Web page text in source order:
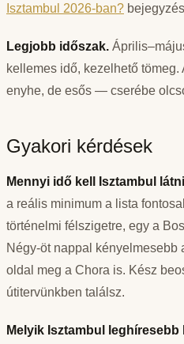
Isztambul 2026-ban?
Legjobb időszak.
kellemes idő, kezelhető tömeg.
enyhe, de esős — cserébe
Gyakori kérdések
Mennyi idő kell Isztambul
a reális minimum a lista
történelmi félszigetre, egy a
Négy-öt nappal kényelmesebb
oldal meg a Chora is. Kész
útitervünkben találsz.
Melyik Isztambul leghíresebb